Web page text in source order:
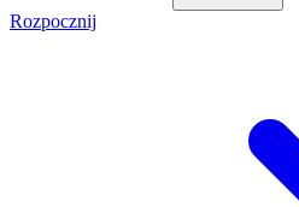
Rozpocznij